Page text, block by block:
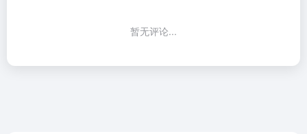
暂无评论...